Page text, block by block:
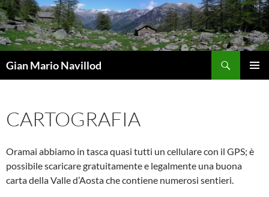
Vai
al
contenuto
Gian Mario Navillod
CARTOGRAFIA
Oramai abbiamo in tasca quasi tutti un cellulare con il GPS; è
possibile scaricare gratuitamente e legalmente una buona
carta della Valle d’Aosta che contiene numerosi sentieri.